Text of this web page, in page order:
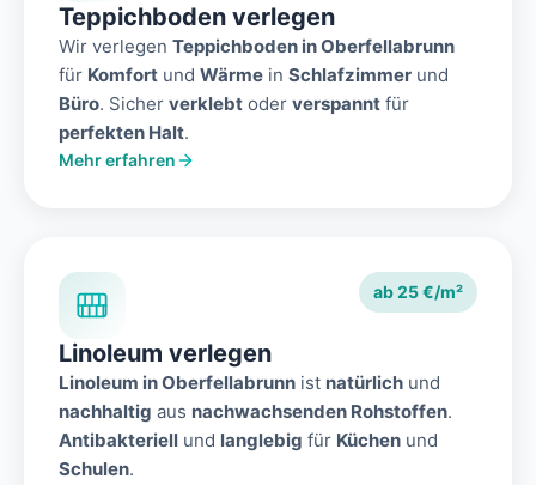
Teppichboden verlegen
Wir verlegen Teppichboden in Oberfellabrunn
für Komfort und Wärme in Schlafzimmer und
Büro. Sicher verklebt oder verspannt für
perfekten Halt.
Mehr erfahren
ab 25 €/m²
Linoleum verlegen
Linoleum in Oberfellabrunn ist natürlich und
nachhaltig aus nachwachsenden Rohstoffen.
Antibakteriell und langlebig für Küchen und
Schulen.